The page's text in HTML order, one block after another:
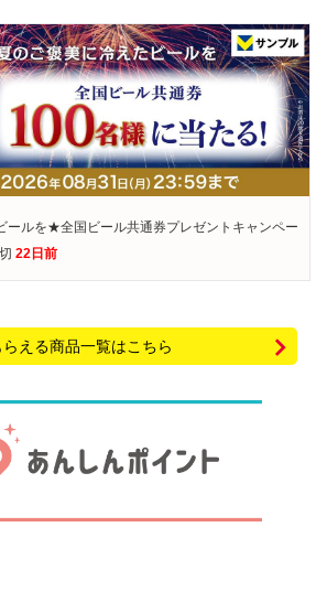
ールを★全国ビール共通券プレゼントキャンペー
22日前
らえる商品一覧はこちら